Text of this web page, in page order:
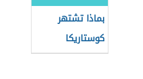
بماذا تشتهر
كوستاريكا